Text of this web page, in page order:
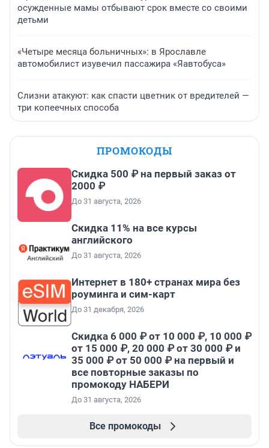
осужденные мамы отбывают срок вместе со своими
детьми
«Четыре месяца больничных»: в Ярославле
автомобилист изувечил пассажира «Яавтобуса»
Слизни атакуют: как спасти цветник от вредителей —
три копеечных способа
ПРОМОКОДЫ
Скидка 500 ₽ на первый заказ от
2000 ₽
До 31 августа, 2026
Скидка 11% на все курсы
английского
До 31 августа, 2026
Интернет в 180+ странах мира без
роуминга и сим-карт
До 31 декабря, 2026
Скидка 6 000 ₽ от 10 000 ₽, 10 000 ₽
от 15 000 ₽, 20 000 ₽ от 30 000 ₽ и
35 000 ₽ от 50 000 ₽ на первый и
все повторные заказы по
промокоду НАБЕРИ
До 31 августа, 2026
Все промокоды